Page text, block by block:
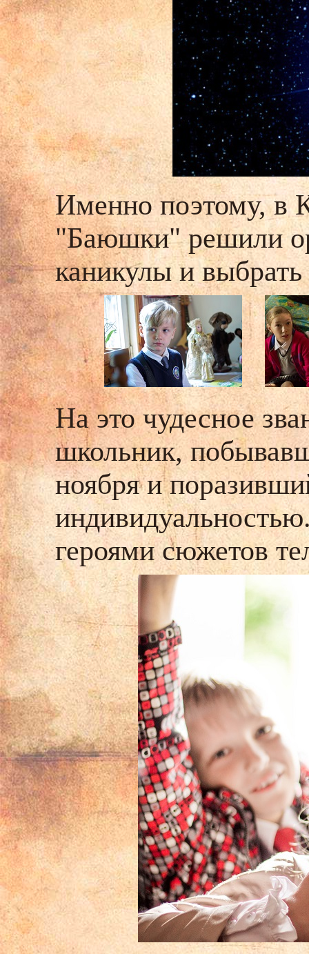
Именно поэтому, в
"Баюшки" решили
каникулы и выбрать
На это чудесное
школьник,
ноября и
героями сюжетов